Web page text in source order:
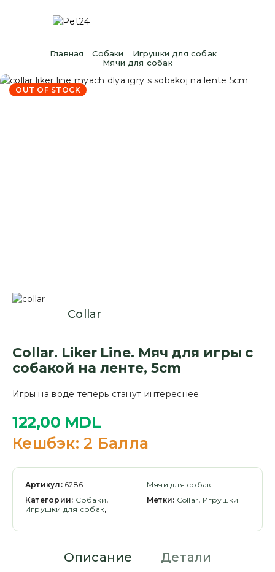
Главная Cобаки
Игрушки для собак
Мячи для собак
OUT OF STOCK
Collar
Collar. Liker Line. Мяч для игры с
собакой на ленте, 5cm
Игры на воде теперь станут интереснее
122,00 MDL
Кешбэк: 2 Балла
Артикул: 6286
Категории: Cобаки,
Игрушки для собак,
Мячи для собак
Метки: Collar, Игрушки
Описание Детали